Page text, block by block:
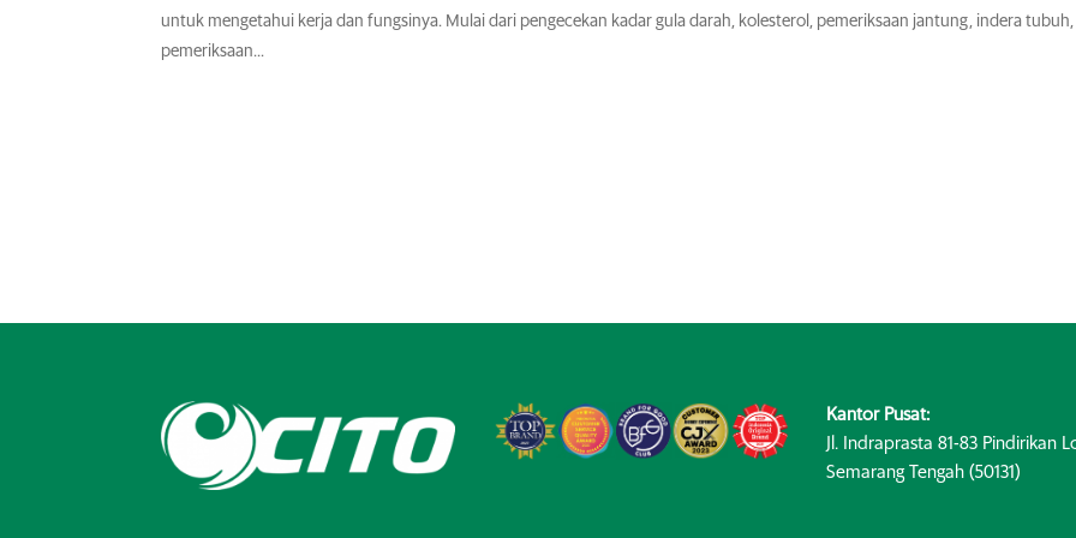
untuk mengetahui kerja dan fungsinya. Mulai dari pengecekan kadar gula darah, kolesterol, pemeriksaan jantung, indera tubuh,
pemeriksaan...
Kantor Pusat:
Jl. Indraprasta 81-83 Pindirikan
Semarang Tengah (50131)